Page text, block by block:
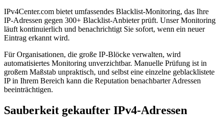
IPv4Center.com bietet umfassendes Blacklist-Monitoring, das Ihre
IP-Adressen gegen 300+ Blacklist-Anbieter prüft. Unser Monitoring
läuft kontinuierlich und benachrichtigt Sie sofort, wenn ein neuer
Eintrag erkannt wird.
Für Organisationen, die große IP-Blöcke verwalten, wird
automatisiertes Monitoring unverzichtbar. Manuelle Prüfung ist in
großem Maßstab unpraktisch, und selbst eine einzelne geblacklistete
IP in Ihrem Bereich kann die Reputation benachbarter Adressen
beeinträchtigen.
Sauberkeit gekaufter IPv4-Adressen